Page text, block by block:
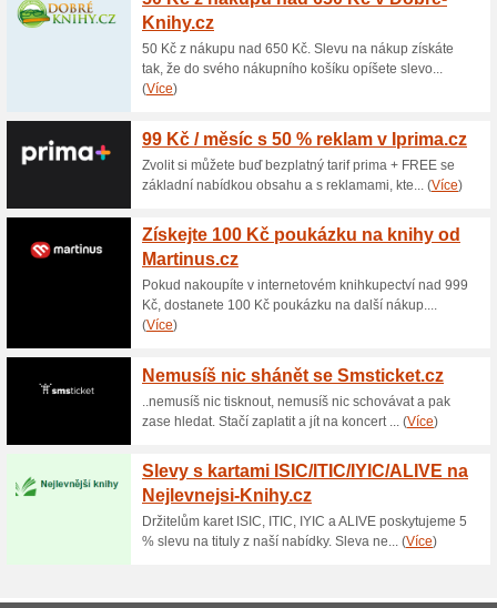
Aktuální slevy a
Dárkové poukazy
80% fungovalo
Netroufáte si na výběr
poukaz vše vyřeší za vás. V
různých hodnotách. Kupte
Sleva na knihu Psí